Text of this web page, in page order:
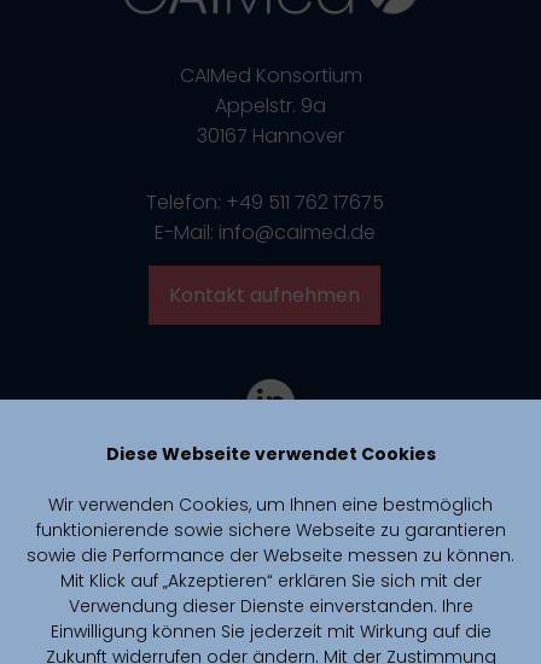
Diese Webseite verwendet Cookies
Wir verwenden Cookies, um Ihnen eine bestmöglich
funktionierende sowie sichere Webseite zu garantieren
sowie die Performance der Webseite messen zu können.
Mit Klick auf „Akzeptieren“ erklären Sie sich mit der
Verwendung dieser Dienste einverstanden. Ihre
Einwilligung können Sie jederzeit mit Wirkung auf die
Zukunft widerrufen oder ändern. Mit der Zustimmung
CAIMed Konsortium
Appelstr. 9a
30167 Hannover
Telefon: +49 511 762 17675
E-Mail: info@caimed.de
Kontakt aufnehmen